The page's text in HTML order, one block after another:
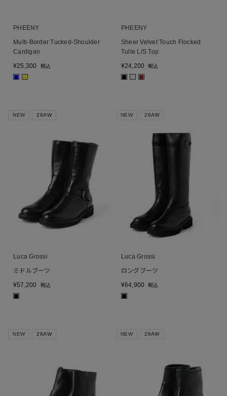
PHEENY
Multi-Border Tucked-Shoulder
Cardigan
¥25,300 税込
■ ■
PHEENY
Sheer Velvet Touch Flocked
Tulle L/S Top
¥24,200 税込
■ ■
NEW 26AW
Luca Grossi
ミドルブーツ
¥57,200 税込
NEW 26AW
Luca Grossi
ロングブーツ
¥64,900 税込
NEW 26AW NEW 26AW